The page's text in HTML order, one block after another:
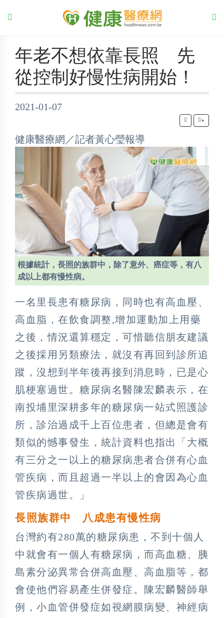
年老不想依靠長照 先
從控制好慢性病開始！
2021-01-07
+
健康醫療網／記者黃心瑩報導
根據統計，長照的族群中，除了意外、癌症等，有八
成以上都有慢性病。
一名里長患有糖尿病，同時也有高血壓、
高血脂，在飲食調整,增加運動加上用藥
之後，情況還算穩定，可惜聽信朋友建議
之後採用另類療法，就沒有再回到診所追
蹤，沒想到半年後再接到消息時，已是心
肌梗塞過世。糖尿病名醫陳宏麟表示，在
南投埔里深耕多年的糖尿病一站式照護診
所，診治過成千上百位患者，但總是會有
類似的憾事發生，統計資料也指出「大概
有三分之一以上的糖尿病患者合併有心血
管疾病，而且超過一半以上的會因為心血
管疾病過世。」
長照族群中 八成患有慢性病
台灣約有280萬的糖尿病患，不到十個人
中就會有一個人有糖尿病，而高血糖、胰
島素分泌異常合併高血壓、高血脂等，都
會使他們容易產生併發症。陳宏麟醫師舉
例，小血管併發症如視網膜病變、神經病